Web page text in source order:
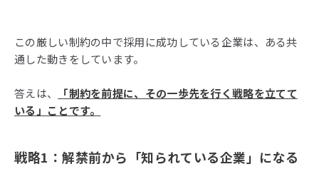
この厳しい制約の中で採用に成功している企業は、ある共
通した動きをしています。
答えは、
「制約を前提に、その一歩先を行く戦略を立てて
いる」ことです。
戦略1 ：解禁前から「知られている企業」になる